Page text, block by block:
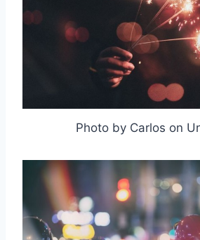
Photo by Carlos on